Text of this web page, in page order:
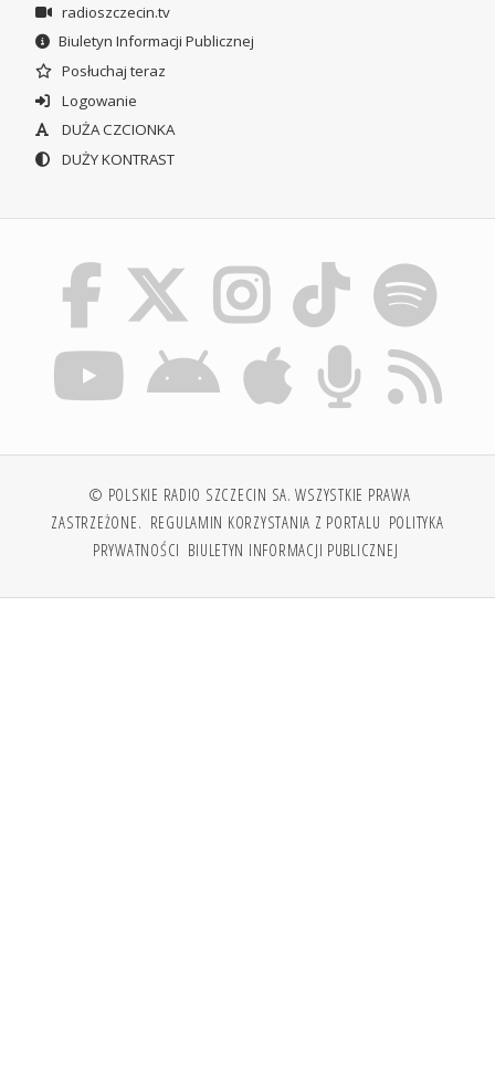
radioszczecin.tv
Biuletyn Informacji Publicznej
Posłuchaj teraz
Logowanie
DUŻA CZCIONKA
DUŻY KONTRAST
© POLSKIE RADIO SZCZECIN SA. WSZYSTKIE PRAWA
ZASTRZEŻONE. REGULAMIN KORZYSTANIA Z PORTALU POLITYKA
PRYWATNOŚCI BIULETYN INFORMACJI PUBLICZNEJ